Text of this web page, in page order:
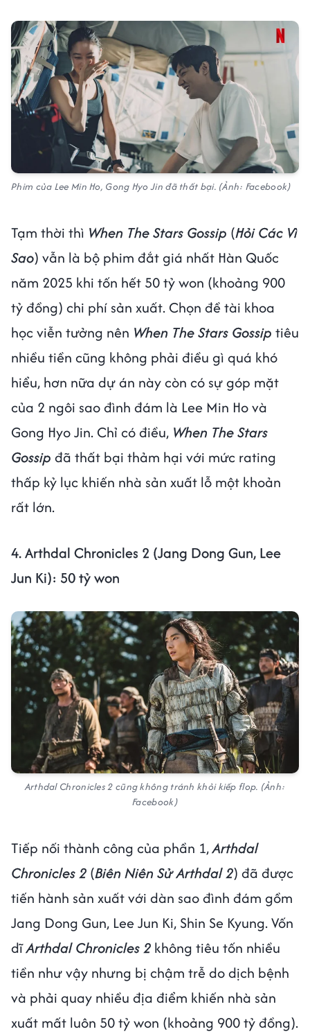
Phim của Lee Min Ho, Gong Hyo Jin đã thất bại. (Ảnh: Facebook)
Tạm thời thì When The Stars Gossip (Hỏi Các Vì
Sao) vẫn là bộ phim đắt giá nhất Hàn Quốc
năm 2025 khi tốn hết 50 tỷ won (khoảng 900
tỷ đồng) chi phí sản xuất. Chọn đề tài khoa
học viễn tưởng nên When The Stars Gossip tiêu
nhiều tiền cũng không phải điều gì quá khó
hiểu, hơn nữa dự án này còn có sự góp mặt
của 2 ngôi sao đình đám là Lee Min Ho và
Gong Hyo Jin. Chỉ có điều, When The Stars
Gossip đã thất bại thảm hại với mức rating
thấp kỷ lục khiến nhà sản xuất lỗ một khoản
rất lớn.
4. Arthdal Chronicles 2 (Jang Dong Gun, Lee
Jun Ki): 50 tỷ won
Arthdal Chronicles 2 cũng không tránh khỏi kiếp flop. (Ảnh:
Facebook)
Tiếp nối thành công của phần 1,Arthdal
Chronicles 2 (Biên Niên Sử Arthdal 2) đã được
tiến hành sản xuất với dàn sao đình đám gồm
Jang Dong Gun, Lee Jun Ki, Shin Se Kyung. Vốn
dĩArthdal Chronicles 2 không tiêu tốn nhiều
tiền như vậy nhưng bị chậm trễ do dịch bệnh
và phải quay nhiều địa điểm khiến nhà sản
xuất mất luôn 50 tỷ won (khoảng 900 tỷ đồng).